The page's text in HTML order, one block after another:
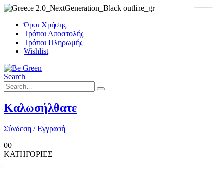
Όροι Χρήσης
Τρόποι Αποστολής
Τρόποι Πληρωμής
Wishlist
Search
Καλωσήλθατε
Σύνδεση / Εγγραφή
00
ΚΑΤΗΓΟΡΙΕΣ